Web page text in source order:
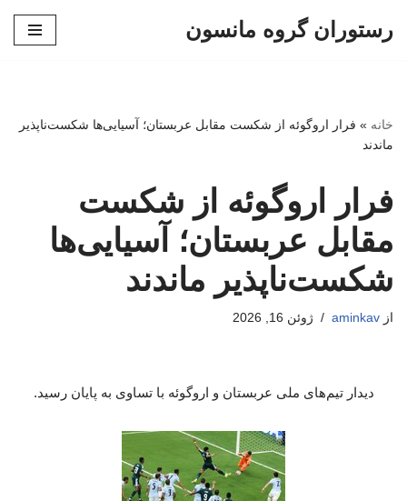
رستوران گروه مانسون
خانه » فرار اروگوئه از شکست مقابل عربستان؛ آسیایی‌ها شکست‌ناپذیر
ماندند
فرار اروگوئه از شکست
مقابل عربستان؛ آسیایی‌ها
شکست‌ناپذیر ماندند
از aminkav ژوئن 16, 2026
دیدار تیم‌های ملی عربستان و اروگوئه با تساوی به پایان رسید.